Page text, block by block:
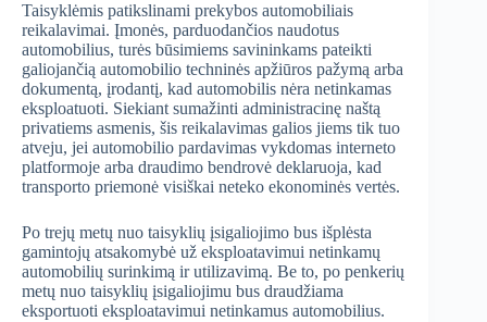
Taisyklėmis patikslinami prekybos automobiliais
reikalavimai. Įmonės, parduodančios naudotus
automobilius, turės būsimiems savininkams pateikti
galiojančią automobilio techninės apžiūros pažymą arba
dokumentą, įrodantį, kad automobilis nėra netinkamas
eksploatuoti. Siekiant sumažinti administracinę naštą
privatiems asmenis, šis reikalavimas galios jiems tik tuo
atveju, jei automobilio pardavimas vykdomas interneto
platformoje arba draudimo bendrovė deklaruoja, kad
transporto priemonė visiškai neteko ekonominės vertės.
Po trejų metų nuo taisyklių įsigaliojimo bus išplėsta
gamintojų atsakomybė už eksploatavimui netinkamų
automobilių surinkimą ir utilizavimą. Be to, po penkerių
metų nuo taisyklių įsigaliojimu bus draudžiama
eksportuoti eksploatavimui netinkamus automobilius.